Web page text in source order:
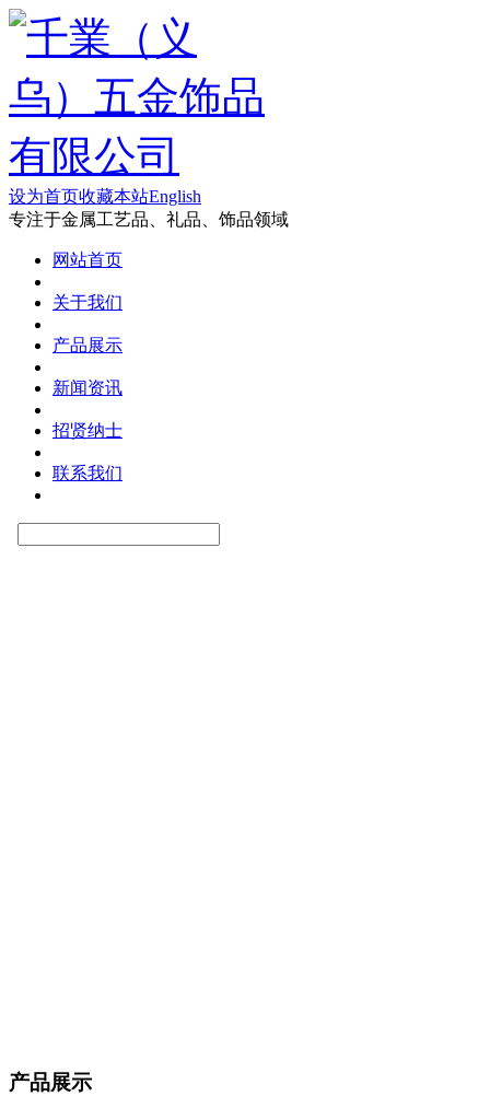
设为首页收藏本站English
专注于金属工艺品、礼品、饰品领域
网站首页
关于我们
产品展示
新闻资讯
招贤纳士
联系我们
产品展示